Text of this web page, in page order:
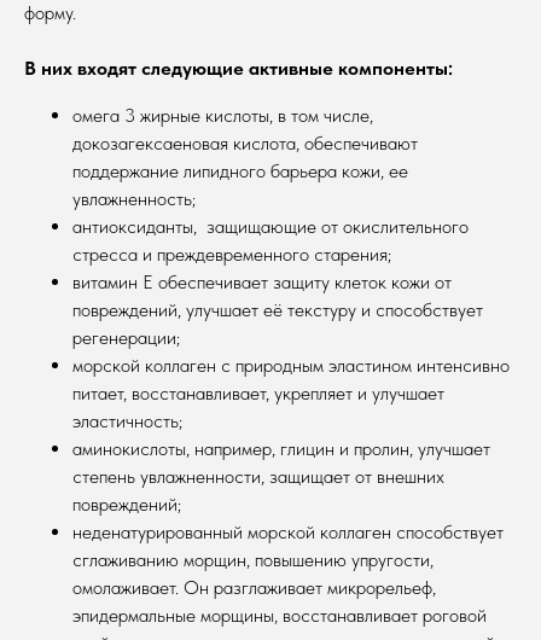
форму.
В них входят следующие активные компоненты:
омега 3 жирные кислоты, в том числе,
докозагексаеновая кислота, обеспечивают
поддержание липидного барьера кожи, ее
увлажненность;
антиоксиданты, защищающие от окислительного
стресса и преждевременного старения;
витамин Е обеспечивает защиту клеток кожи от
повреждений, улучшает её текстуру и способствует
регенерации;
морской коллаген с природным эластином интенсивно
питает, восстанавливает, укрепляет и улучшает
эластичность;
аминокислоты, например, глицин и пролин, улучшает
степень увлажненности, защищает от внешних
повреждений;
неденатурированный морской коллаген способствует
сглаживанию морщин, повышению упругости,
омолаживает. Он разглаживает микрорельеф,
эпидермальные морщины, восстанавливает роговой